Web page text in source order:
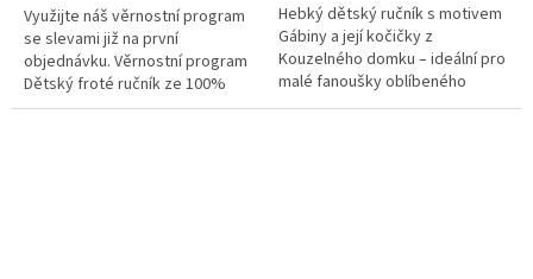
Využijte náš věrnostní program
se slevami již na první
objednávku. Věrnostní program
Dětský froté ručník ze 100%
bavlny o gramáži 450 g/m2 je
Hebký dětský ručník s motivem
Gábiny a její kočičky z
Kouzelného domku – ideální pro
malé fanoušky oblíbeného
seriálu.